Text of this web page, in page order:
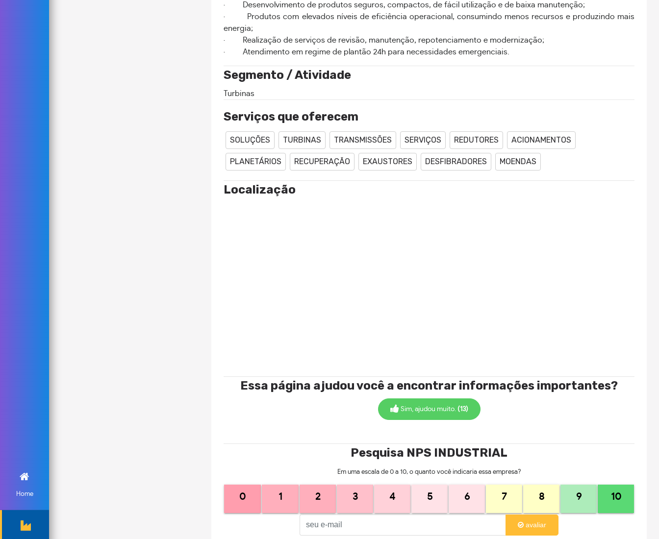
Home
· Desenvolvimento de produtos seguros, compactos, de fácil utilização e de baixa manutenção;
· Produtos com elevados níveis de eficiência operacional, consumindo menos recursos e produzindo mais
energia;
· Realização de serviços de revisão, manutenção, repotenciamento e modernização;
· Atendimento em regime de plantão 24h para necessidades emergenciais.
Segmento / Atividade
Turbinas
Serviços que oferecem
SOLUÇÕES TURBINAS TRANSMISSÕES SERVIÇOS REDUTORES ACIONAMENTOS
PLANETÁRIOS RECUPERAÇÃO EXAUSTORES DESFIBRADORES MOENDAS
Localização
Essa página ajudou você a encontrar informações importantes?
Sim, ajudou muito. (13)
Pesquisa NPS INDUSTRIAL
Em uma escala de 0 a 10, o quanto você indicaria essa empresa?
0 1 2 3 4 5 6 7 8 9 10
avaliar